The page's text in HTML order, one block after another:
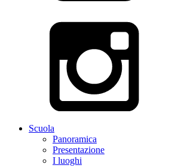
Scuola
Panoramica
Presentazione
I luoghi